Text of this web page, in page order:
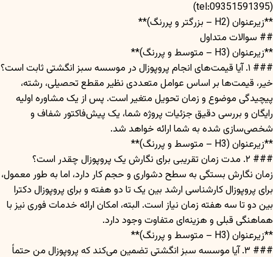
(tel:09351591395)
**زیرعنوان (H2 – بزرگتر و پررنگ)**
## سوالات متداول
**زیرعنوان (H3 – متوسط و پررنگ)**
### ۱. آیا قیمت‌های انجام پروپوزال در موسسه سبز انگشتی ثابت است؟
خیر، قیمت‌ها بر اساس عوامل متعددی نظیر مقطع تحصیلی، رشته،
پیچیدگی موضوع و زمان تحویل متغیر است. پس از یک مشاوره اولیه
رایگان و بررسی دقیق جزئیات پروژه شما، یک پیش‌فاکتور شفاف و
شخصی‌سازی شده به شما ارائه خواهد شد.
**زیرعنوان (H3 – متوسط و پررنگ)**
### ۲. مدت زمان تقریبی برای نگارش یک پروپوزال چقدر است؟
زمان نگارش بستگی به سطح دشواری و حجم کار دارد، اما به طور معمول،
برای پروپوزال کارشناسی ارشد بین یک تا دو هفته و برای پروپوزال دکترا
بین دو تا سه هفته زمان نیاز است. البته، امکان ارائه خدمات فوری نیز با
هماهنگی قبلی و هزینه‌ای متفاوت وجود دارد.
**زیرعنوان (H3 – متوسط و پررنگ)**
### ۳. آیا موسسه سبز انگشتی تضمین می‌کند که پروپوزال من حتماً